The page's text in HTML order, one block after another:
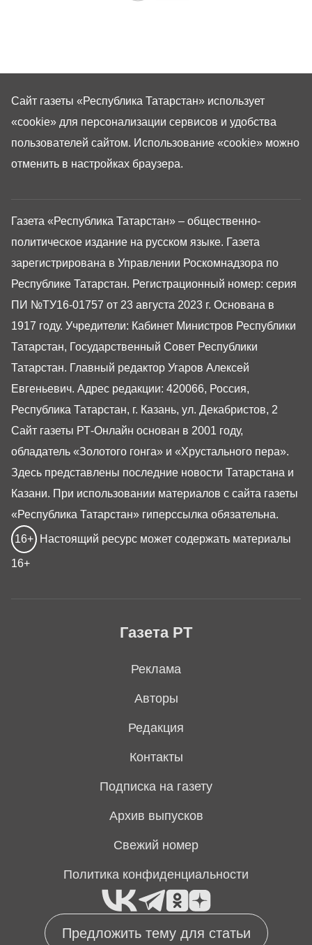
Предложить тему для статьи
Газета РТ
Реклама
Авторы
Редакция
Контакты
Подписка на газету
Архив выпусков
Свежий номер
Политика конфиденциальности
Газета «Республика Татарстан» – общественно-
политическое издание на русском языке. Газета
зарегистрирована в Управлении Роскомнадзора по
Республике Татарстан. Регистрационный номер: серия
ПИ №ТУ16-01757 от 23 августа 2023 г. Основана в
1917 году. Учредители: Кабинет Министров Республики
Татарстан, Государственный Совет Республики
Татарстан. Главный редактор Угаров Алексей
Евгеньевич. Адрес редакции: 420066, Россия,
Республика Татарстан, г. Казань, ул. Декабристов, 2
Сайт газеты РТ-Онлайн основан в 2001 году,
обладатель «Золотого гонга» и «Хрустального пера».
Здесь представлены последние новости Татарстана и
Казани. При использовании материалов с сайта газеты
«Республика Татарстан» гиперссылка обязательна.
16+ Настоящий ресурс может содержать материалы
16+
Сайт газеты «Республика Татарстан» использует
«cookie» для персонализации сервисов и удобства
пользователей сайтом. Использование «cookie» можно
отменить в настройках браузера.